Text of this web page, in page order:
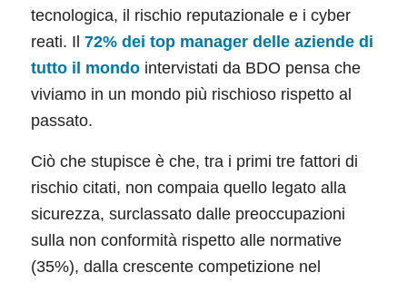
tecnologica, il rischio reputazionale e i cyber
reati. Il 72% dei top manager delle aziende di
tutto il mondointervistati da BDO pensa che
viviamo in un mondo più rischioso rispetto al
passato.
Ciò che stupisce è che, tra i primi tre fattori di
rischio citati, non compaia quello legato alla
sicurezza, surclassato dalle preoccupazioni
sulla non conformità rispetto alle normative
(35%), dalla crescente competizione nel